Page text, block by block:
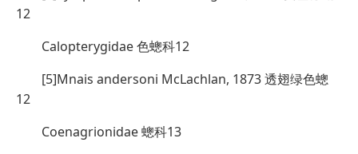
12
Calopterygidae 色蟌科12
[5]Mnais andersoni McLachlan, 1873 透翅绿色蟌
12
Coenagrionidae 蟌科13